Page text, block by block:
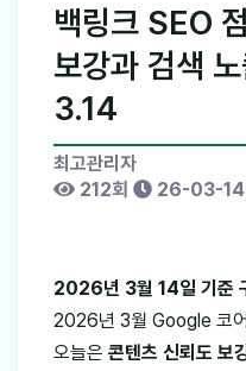
백링크 SEO
보강과 검색
3.14
최고관리자
212회
26-03-
2026년 3월 14일 기준
2026년 3월 Google 코
오늘은 콘텐츠 신뢰도 보